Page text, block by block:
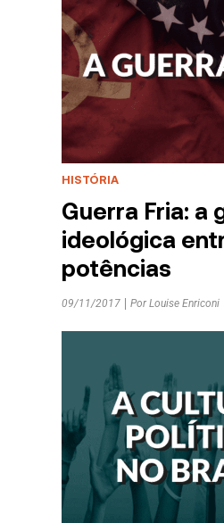
HISTÓRIA
Guerra Fria: a
ideológica
potências
09/11/2017 Por Louise Enriconi